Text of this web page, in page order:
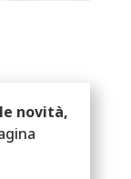
novità,